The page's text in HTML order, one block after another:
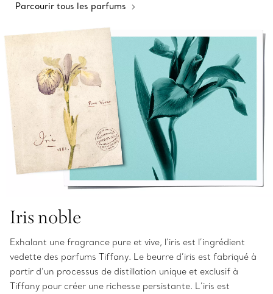
Parcourir tous les parfums
Iris noble
Exhalant une fragrance pure et vive, l’iris est l’ingrédient
vedette des parfums Tiffany. Le beurre d’iris est fabriqué à
partir d’un processus de distillation unique et exclusif à
Tiffany pour créer une richesse persistante. L’iris est